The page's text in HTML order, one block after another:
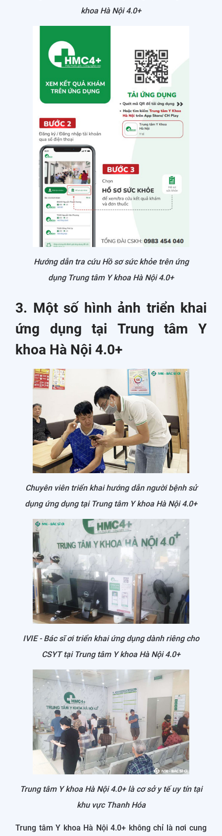
khoa Hà Nội 4.0+
Hướng dẫn tra cứu Hồ sơ sức khỏe trên ứng
dụng Trung tâm Y khoa Hà Nội 4.0+
3. Một số hình ảnh triển khai
ứng dụng tại Trung tâm Y
khoa Hà Nội 4.0+
Chuyên viên triển khai hướng dẫn người bệnh sử
dụng ứng dụng tại Trung tâm Y khoa Hà Nội 4.0+
IVIE - Bác sĩ ơi triển khai ứng dụng dành riêng cho
CSYT tại Trung tâm Y khoa Hà Nội 4.0+
Trung tâm Y khoa Hà Nội 4.0+ là cơ sở y tế uy tín tại
khu vực Thanh Hóa
Trung tâm Y khoa Hà Nội 4.0+ không chỉ là nơi cung